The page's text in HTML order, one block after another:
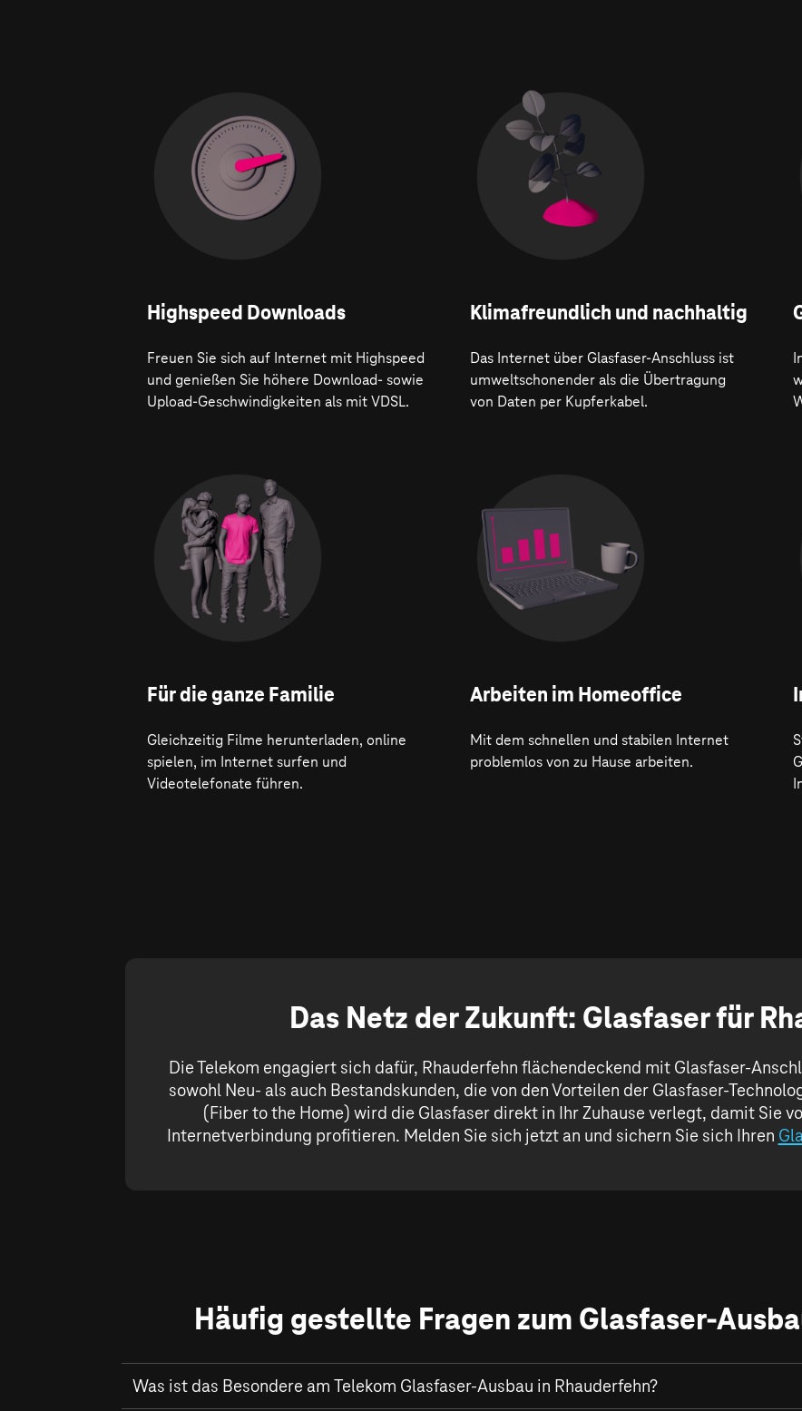
Highspeed Downloads
Freuen Sie sich auf Internet mit Highspeed
und genießen Sie höhere Download- sowie
Upload-Geschwindigkeiten als mit VDSL.
Klima­freundlich und nachhaltig
Das Internet über Glasfaser-Anschluss ist
umweltschonender als die Übertragung
von Daten per Kupferkabel.
Für die ganze Familie
Gleichzeitig Filme herunterladen, online
spielen, im Internet surfen und
Videotelefonate führen.
Arbeiten im Homeoffice
Mit dem schnellen und stabilen Internet
problemlos von zu Hause arbeiten.
Das Netz der Zukunft: Glasfaser für
Die Telekom engagiert sich dafür, Rhauderfehn flächendeckend mit Glasfaser-
sowohl Neu- als auch Bestandskunden, die von den Vorteilen der Glasfaser-
(Fiber to the Home) wird die Glasfaser direkt in Ihr Zuhause verlegt, damit Sie
Internetverbindung profitieren. Melden Sie sich jetzt an und sichern Sie sich Ihren
Häufig gestellte Fragen zum Glasfaser-
Was ist das Besondere am Telekom Glasfaser-Ausbau in Rhauderfehn?